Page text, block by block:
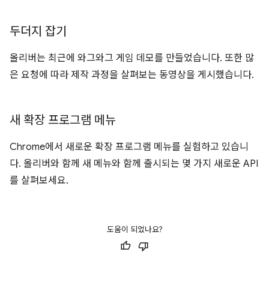
두더지 잡기
올리버는 최근에 와그와그 게임 데모를 만들었습니다. 또한 많
은 요청에 따라 제작 과정을 살펴보는 동영상을 게시했습니다.
새 확장 프로그램 메뉴
Chrome에서 새로운 확장 프로그램 메뉴를 실험하고 있습니
다. 올리버와 함께 새 메뉴와 함께 출시되는 몇 가지 새로운 API
를 살펴보세요.
도움이 되었나요?